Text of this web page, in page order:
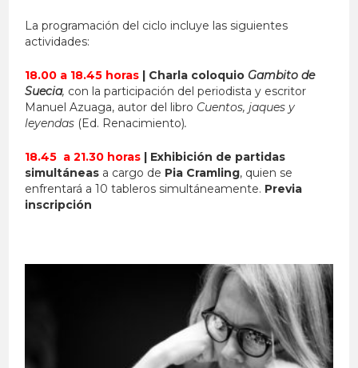
La programación del ciclo incluye las siguientes
actividades:
18.00 a 18.45 horas | Charla coloquio Gambito de
Suecia, con la participación del periodista y escritor
Manuel Azuaga, autor del libro Cuentos, jaques y
leyendas (Ed. Renacimiento).
18.45 a 21.30 horas | Exhibición de partidas
simultáneas a cargo de Pia Cramling, quien se
enfrentará a 10 tableros simultáneamente. Previa
inscripción